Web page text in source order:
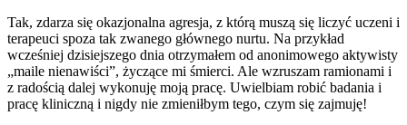
Tak, zdarza się okazjonalna agresja, z którą muszą się liczyć uczeni i
terapeuci spoza tak zwanego głównego nurtu. Na przykład
wcześniej dzisiejszego dnia otrzymałem od anonimowego aktywisty
„maile nienawiści”, życzące mi śmierci. Ale wzruszam ramionami i
z radością dalej wykonuję moją pracę. Uwielbiam robić badania i
pracę kliniczną i nigdy nie zmieniłbym tego, czym się zajmuję!